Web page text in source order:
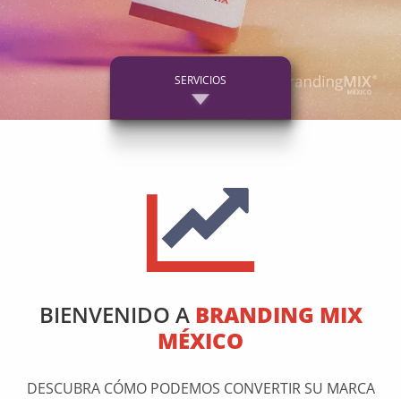
SERVICIOS
BIENVENIDO A BRANDING MIX
MÉXICO
DESCUBRA CÓMO PODEMOS CONVERTIR SU MARCA